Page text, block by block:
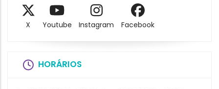
X Youtube Instagram Facebook
HORÁRIOS